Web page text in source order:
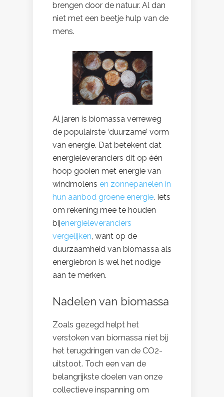
brengen door de natuur. Al dan
niet met een beetje hulp van de
mens.
Al jaren is biomassa verreweg
de populairste ‘duurzame’ vorm
van energie. Dat betekent dat
energieleveranciers dit op één
hoop gooien met energie van
windmolens en zonnepanelen in
hun aanbod groene energie. Iets
om rekening mee te houden
bijenergieleveranciers
vergelijken , want op de
duurzaamheid van biomassa als
energiebron is wel het nodige
aan te merken.
Nadelen van biomassa
Zoals gezegd helpt het
verstoken van biomassa niet bij
het terugdringen van de CO2-
uitstoot. Toch een van de
belangrijkste doelen van onze
collectieve inspanning om